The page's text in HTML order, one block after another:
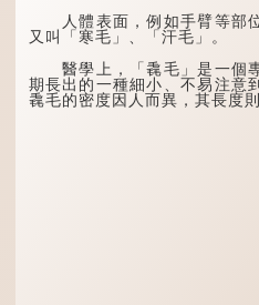
人體表面，例如手臂等部位
又叫「寒毛」、「汗毛」。
醫學上，「毳毛」是一個
期長出的一種細小、不易注意
毳毛的密度因人而異，其長度